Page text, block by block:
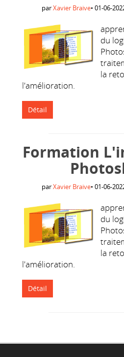
parXavier Braive• 01-06-
du
la
l'amélioration.
Détail
Formation
parXavier Braive• 01-06-
du
la
l'amélioration.
Détail